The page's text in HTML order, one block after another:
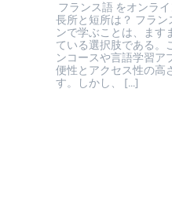
フランス語 をオンラ
長所と短所は？ フラン
ンで学ぶことは、ます
ている選択肢である。
ンコースや言語学習ア
便性とアクセス性の高
す。しかし、 […]